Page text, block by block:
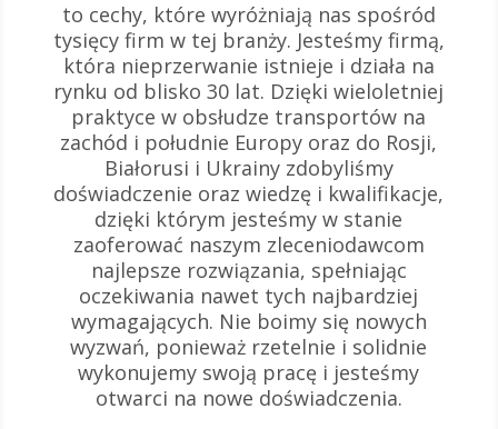
to cechy, które wyróżniają nas spośród
tysięcy firm w tej branży. Jesteśmy firmą,
która nieprzerwanie istnieje i działa na
rynku od blisko 30 lat. Dzięki wieloletniej
praktyce w obsłudze transportów na
zachód i południe Europy oraz do Rosji,
Białorusi i Ukrainy zdobyliśmy
doświadczenie oraz wiedzę i kwalifikacje,
dzięki którym jesteśmy w stanie
zaoferować naszym zleceniodawcom
najlepsze rozwiązania, spełniając
oczekiwania nawet tych najbardziej
wymagających. Nie boimy się nowych
wyzwań, ponieważ rzetelnie i solidnie
wykonujemy swoją pracę i jesteśmy
otwarci na nowe doświadczenia.